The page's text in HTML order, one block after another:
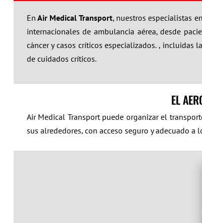
En Air Medical Transport, nuestros especialistas
internacionales de ambulancia aérea, desde
cáncer y casos críticos especializados. ,
de cuidados críticos.
EL
Air Medical Transport puede organizar el
sus alrededores, con acceso seguro y adecuado